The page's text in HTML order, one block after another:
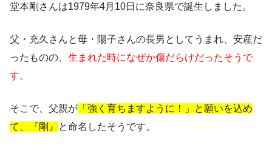
堂本剛さんは1979年4月10日に奈良県で誕生しました。
父・充久さんと母・陽子さんの長男としてうまれ、安産だ
ったものの、 生まれた時になぜか傷だらけだったそうで
す。
そこで、父親が 「強く育ちますように！」と願いを込め
て、『剛』
と命名したそうです。